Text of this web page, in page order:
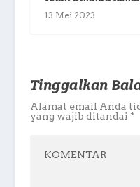
13 Mei 2023
Tinggalkan
Alamat email Anda
yang wajib ditandai *